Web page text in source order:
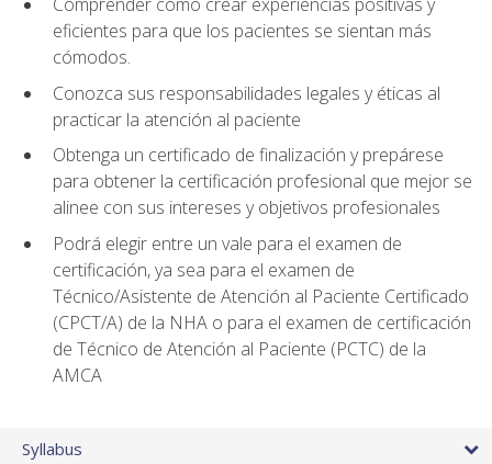
eficientes para que los pacientes se sientan más
cómodos.
Conozca sus responsabilidades legales y éticas al
practicar la atención al paciente
Obtenga un certificado de finalización y prepárese
para obtener la certificación profesional que mejor se
alinee con sus intereses y objetivos profesionales
Podrá elegir entre un vale para el examen de
certificación, ya sea para el examen de
Técnico/Asistente de Atención al Paciente Certificado
(CPCT/A) de la NHA o para el examen de certificación
de Técnico de Atención al Paciente (PCTC) de la
AMCA
Syllabus